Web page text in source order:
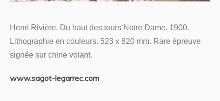
Henri Rivière. Du haut des tours Notre Dame. 1900.
Lithographie en couleurs. 523 x 820 mm. Rare épreuve
signée sur chine volant.
www.sagot-legarrec.com